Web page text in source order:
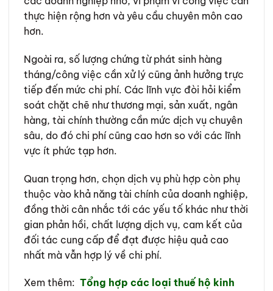
thực hiện rộng hơn và yêu cầu chuyên môn cao
hơn.
Ngoài ra, số lượng chứng từ phát sinh hàng
tháng/công việc cần xử lý cũng ảnh hưởng trực
tiếp đến mức chi phí. Các lĩnh vực đòi hỏi kiểm
soát chặt chẽ như thương mại, sản xuất, ngân
hàng, tài chính thường cần mức dịch vụ chuyên
sâu, do đó chi phí cũng cao hơn so với các lĩnh
vực ít phức tạp hơn.
Quan trọng hơn, chọn dịch vụ phù hợp còn phụ
thuộc vào khả năng tài chính của doanh nghiệp,
đồng thời cân nhắc tới các yếu tố khác như thời
gian phản hồi, chất lượng dịch vụ, cam kết của
đối tác cung cấp để đạt được hiệu quả cao
nhất mà vẫn hợp lý về chi phí.
Xem thêm: Tổng hợp các loại thuế hộ kinh